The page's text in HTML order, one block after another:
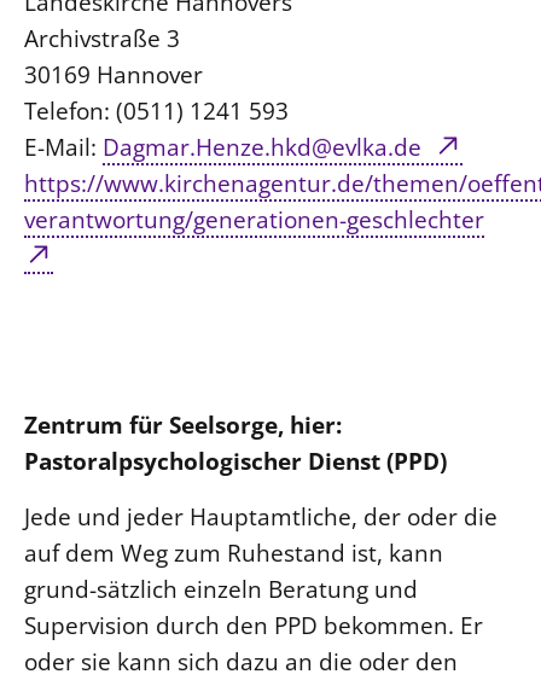
Archivstraße 3
30169 Hannover
Telefon: (0511) 1241 593
E-Mail: Dagmar.Henze.hkd@evlka.de
https://www.kirchenagentur.de/themen/
verantwortung/generationen-geschlechter
Zentrum für Seelsorge, hier:
Pastoralpsychologischer Dienst (PPD)
Jede und jeder Hauptamtliche, der oder die
auf dem Weg zum Ruhestand ist, kann
grund-sätzlich einzeln Beratung und
Supervision durch den PPD bekommen. Er
oder sie kann sich dazu an die oder den